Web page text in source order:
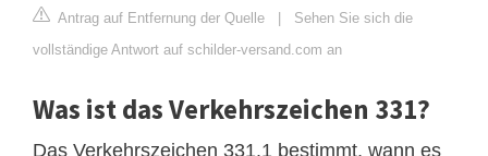
Antrag auf Entfernung der Quelle | Sehen Sie sich die
vollständige Antwort auf schilder-versand.com an
Was ist das Verkehrszeichen 331?
Das Verkehrszeichen 331.1 bestimmt, wann es